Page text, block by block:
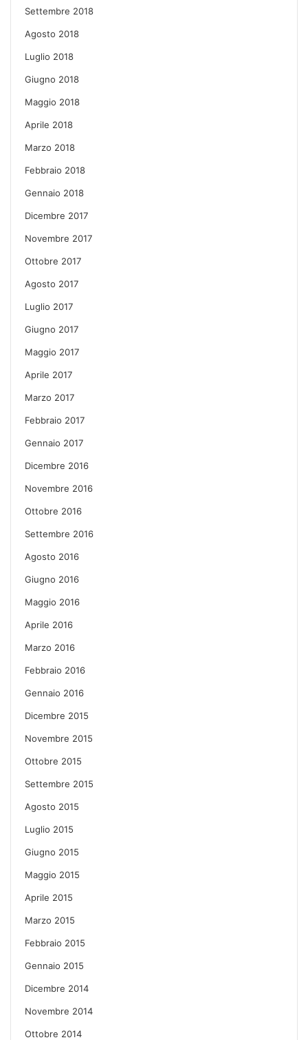
Settembre 2018
Agosto 2018
Luglio 2018
Giugno 2018
Maggio 2018
Aprile 2018
Marzo 2018
Febbraio 2018
Gennaio 2018
Dicembre 2017
Novembre 2017
Ottobre 2017
Agosto 2017
Luglio 2017
Giugno 2017
Maggio 2017
Aprile 2017
Marzo 2017
Febbraio 2017
Gennaio 2017
Dicembre 2016
Novembre 2016
Ottobre 2016
Settembre 2016
Agosto 2016
Giugno 2016
Maggio 2016
Aprile 2016
Marzo 2016
Febbraio 2016
Gennaio 2016
Dicembre 2015
Novembre 2015
Ottobre 2015
Settembre 2015
Agosto 2015
Luglio 2015
Giugno 2015
Maggio 2015
Aprile 2015
Marzo 2015
Febbraio 2015
Gennaio 2015
Dicembre 2014
Novembre 2014
Ottobre 2014